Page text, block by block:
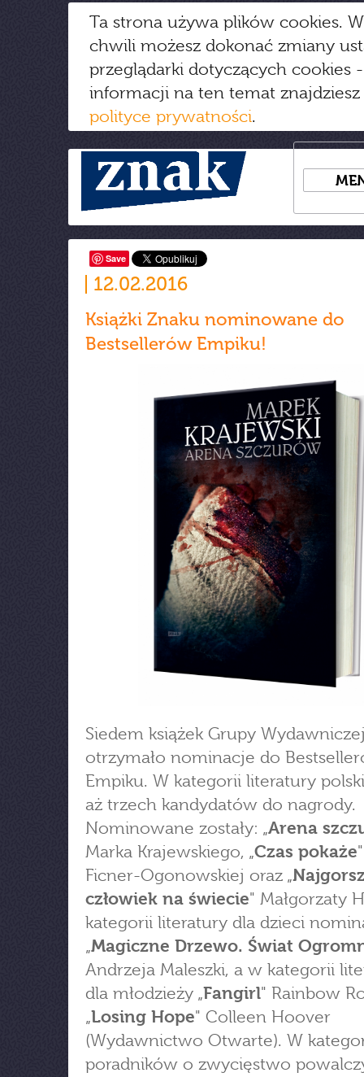
Ta strona używa plików cookies.
chwili możesz dokonać zmiany
przeglądarki dotyczących cookies
informacji na ten temat
polityce prywatności.
Save
12.02.2016
Książki Znaku nominowane do
Bestsellerów Empiku!
Siedem książek Grupy
otrzymało nominacje do
Empiku. W kategorii literatury
aż trzech kandydatów do nagrody.
Nominowane zostały: „Arena
Marka Krajewskiego, „Czas pokaże
Ficner-Ogonowskiej oraz „
człowiek na świecie" Małgorzaty
kategorii literatury dla dzieci
„Magiczne Drzewo. Świat
Andrzeja Maleszki, a w kategorii
dla młodzieży „Fangirl" Rainbow
„Losing Hope" Colleen Hoover
(Wydawnictwo Otwarte). W
poradników o zwycięstwo